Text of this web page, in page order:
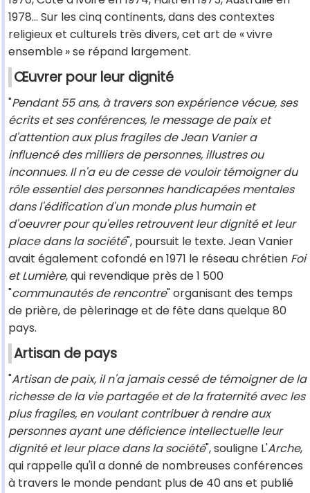
1978… Sur les cinq continents, dans des contextes
religieux et culturels très divers, cet art de « vivre
ensemble » se répand largement.
Œuvrer pour leur dignité
"Pendant 55 ans, à travers son expérience vécue, ses
écrits et ses conférences, le message de paix et
d'attention aux plus fragiles de Jean Vanier a
influencé des milliers de personnes, illustres ou
inconnues. Il n'a eu de cesse de vouloir témoigner du
rôle essentiel des personnes handicapées mentales
dans l'édification d'un monde plus humain et
d'oeuvrer pour qu'elles retrouvent leur dignité et leur
place dans la société", poursuit le texte. Jean Vanier
avait également cofondé en 1971 le réseau chrétien Foi
et Lumière, qui revendique près de 1 500
"communautés de rencontre" organisant des temps
de prière, de pèlerinage et de fête dans quelque 80
pays.
Artisan de pays
"Artisan de paix, il n'a jamais cessé de témoigner de la
richesse de la vie partagée et de la fraternité avec les
plus fragiles, en voulant contribuer à rendre aux
personnes ayant une déficience intellectuelle leur
dignité et leur place dans la société", souligne L'Arche,
qui rappelle qu'il a donné de nombreuses conférences
à travers le monde pendant plus de 40 ans et publié